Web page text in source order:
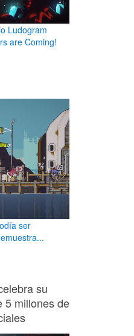
Ludogram
are Coming!
ser
su
5 millones de